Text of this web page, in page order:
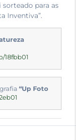
sorteado para as
Inventiva”.
18fbb01
“Up Foto